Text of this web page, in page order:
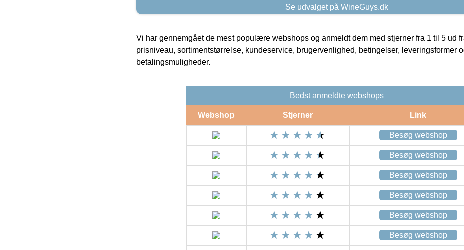
Se udvalget på WineGuys.dk
Vi har gennemgået de mest populære webshops og anmeldt dem med stjerner fra 1 til 5 ud
prisniveau, sortimentstørrelse, kundeservice, brugervenlighed, betingelser, leveringsformer
betalingsmuligheder.
Bedst anmeldte webshops
Webshop Stjerner Link
Besøg webshop
Besøg webshop
Besøg webshop
Besøg webshop
Besøg webshop
Besøg webshop